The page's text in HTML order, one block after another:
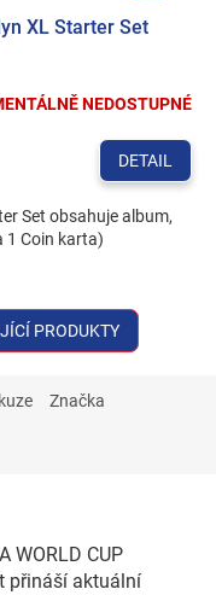
XL Starter Set
NEDOSTUPNÉ
DETAIL
Set obsahuje album,
1 Coin karta)
PRODUKTY
Značka
WORLD CUP
přináší aktuální